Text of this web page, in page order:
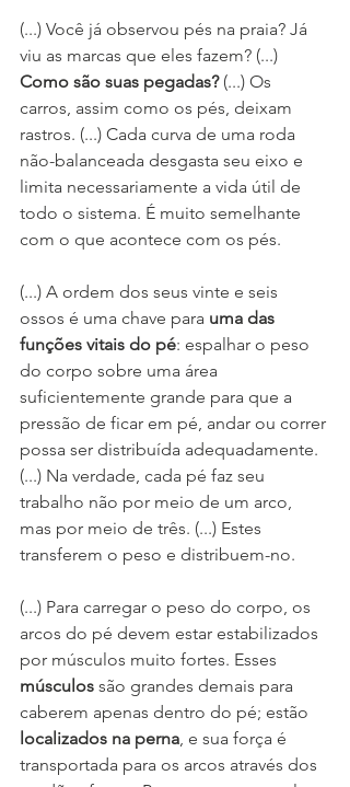
(...) Você já observou pés na praia? Já
viu as marcas que eles fazem? (...)
Como são suas pegadas? (...) Os
carros, assim como os pés, deixam
rastros. (...) Cada curva de uma roda
não-balanceada desgasta seu eixo e
limita necessariamente a vida útil de
todo o sistema. É muito semelhante
com o que acontece com os pés.
(...) A ordem dos seus vinte e seis
ossos é uma chave para uma das
funções vitais do pé: espalhar o peso
do corpo sobre uma área
suficientemente grande para que a
pressão de ficar em pé, andar ou correr
possa ser distribuída adequadamente.
(...) Na verdade, cada pé faz seu
trabalho não por meio de um arco,
mas por meio de três. (...) Estes
transferem o peso e distribuem-no.
(...) Para carregar o peso do corpo, os
arcos do pé devem estar estabilizados
por músculos muito fortes. Esses
músculos são grandes demais para
caberem apenas dentro do pé; estão
localizados na perna, e sua força é
transportada para os arcos através dos